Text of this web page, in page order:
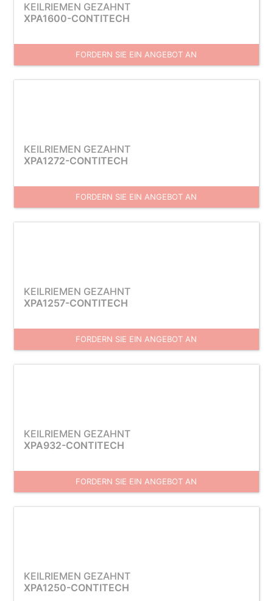
KEILRIEMEN GEZAHNT
XPA1600-CONTITECH
FORDERN SIE EIN ANGEBOT AN
KEILRIEMEN GEZAHNT
XPA1272-CONTITECH
FORDERN SIE EIN ANGEBOT AN
KEILRIEMEN GEZAHNT
XPA1257-CONTITECH
FORDERN SIE EIN ANGEBOT AN
KEILRIEMEN GEZAHNT
XPA932-CONTITECH
FORDERN SIE EIN ANGEBOT AN
KEILRIEMEN GEZAHNT
XPA1250-CONTITECH